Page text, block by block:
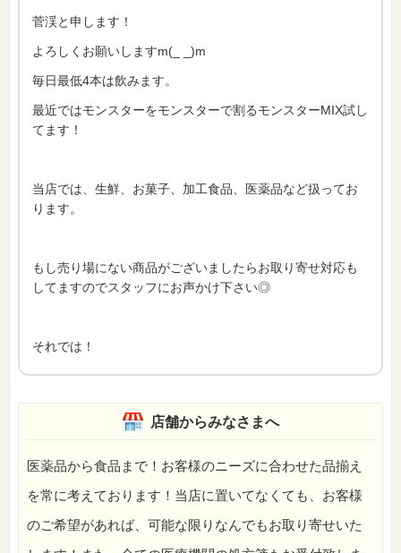
菅渓と申します！
よろしくお願いしますm(_ _)m
毎日最低4本は飲みます。
最近ではモンスターをモンスターで割るモンスターMIX試し
てます！
当店では、生鮮、お菓子、加工食品、医薬品など扱ってお
ります。
もし売り場にない商品がございましたらお取り寄せ対応も
してますのでスタッフにお声かけ下さい◎
それでは！
店舗からみなさまへ
医薬品から食品まで！お客様のニーズに合わせた品揃え
を常に考えております！当店に置いてなくても、お客様
のご希望があれば、可能な限りなんでもお取り寄せいた